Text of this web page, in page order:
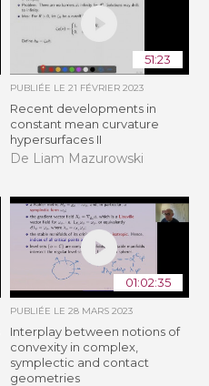
51:23
PUBLIÉE LE 21 FÉVRIER 2023
Recent developments in
constant mean curvature
hypersurfaces II
De Liam Mazurowski
01:02:35
PUBLIÉE LE 28 MARS 2023
Interplay between notions of
convexity in complex,
symplectic and contact
geometries